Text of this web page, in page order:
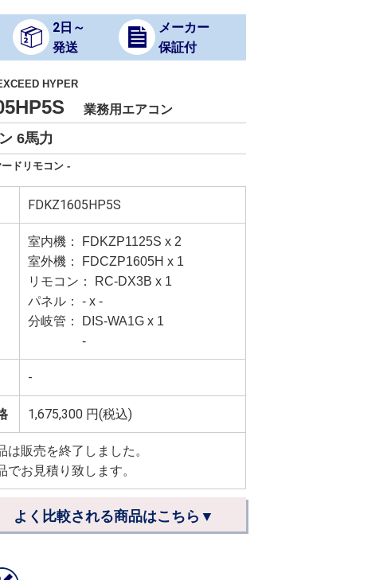
2日～
発送
メーカー
保証付
HYPER
業務用エアコン
6馬力
ドリモコン -
FDKZ1605HP5S
室内機： FDKZP1125S x 2
室外機： FDCZP1605H x 1
リモコン： RC-DX3B x 1
パネル： - x -
分岐管： DIS-WA1G x 1
-
-
1,675,300 円(税込)
は販売を終了しました。
でお見積り致します。
よく比較される商品はこちら▼